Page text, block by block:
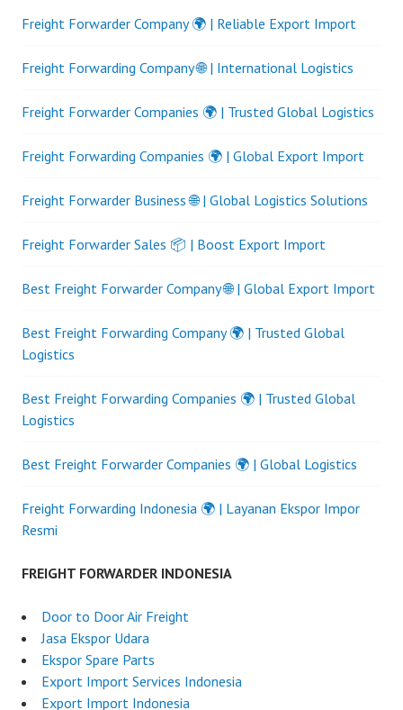
Freight Forwarder Company 🌍 | Reliable Export Import
Freight Forwarding Company 🌐 | International Logistics
Freight Forwarder Companies 🌍 | Trusted Global Logistics
Freight Forwarding Companies 🌍 | Global Export Import
Freight Forwarder Business 🌐 | Global Logistics Solutions
Freight Forwarder Sales 📦 | Boost Export Import
Best Freight Forwarder Company 🌐 | Global Export Import
Best Freight Forwarding Company 🌍 | Trusted Global
Logistics
Best Freight Forwarding Companies 🌍 | Trusted Global
Logistics
Best Freight Forwarder Companies 🌍 | Global Logistics
Freight Forwarding Indonesia 🌍 | Layanan Ekspor Impor
Resmi
FREIGHT FORWARDER INDONESIA
Door to Door Air Freight
Jasa Ekspor Udara
Ekspor Spare Parts
Export Import Services Indonesia
Export Import Indonesia